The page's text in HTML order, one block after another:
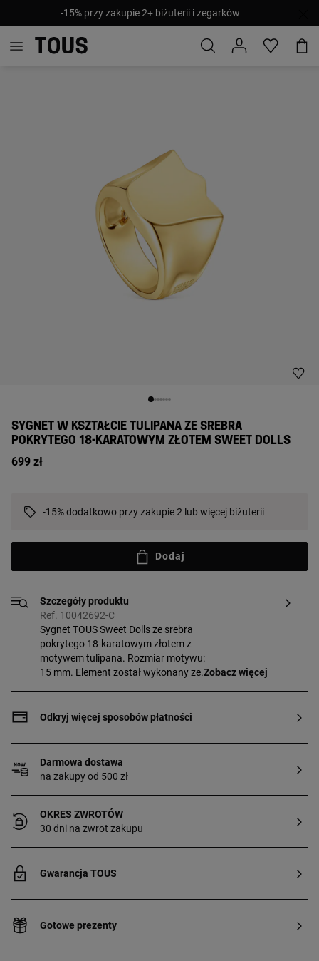
-15% przy zakupie 2+ biżuterii i zegarków
SYGNET W KSZTAŁCIE TULIPANA ZE SREBRA
POKRYTEGO 18-KARATOWYM ZŁOTEM SWEET DOLLS
699 zł
-15% dodatkowo przy zakupie 2 lub więcej biżuterii
Dodaj
Szczegóły produktu
Ref. 10042692-C
Sygnet TOUS Sweet Dolls ze srebra
pokrytego 18-karatowym złotem z
motywem tulipana. Rozmiar motywu:
15 mm. Element został wykonany ze
mikronów. Ta jakość gwarantuje większą
Zobacz więcej
Odkryj więcej sposobów płatności
Darmowa dostawa
na zakupy od 500 zł
OKRES ZWROTÓW
30 dni na zwrot zakupu
Gwarancja TOUS
Gotowe prezenty